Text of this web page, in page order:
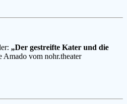
„Der gestreifte Kater und die
Amado vom nohr.theater